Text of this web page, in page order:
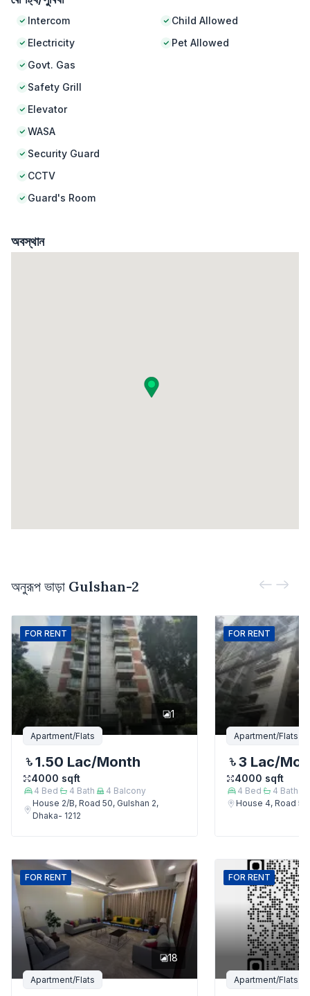
Intercom
Electricity
Govt. Gas
Safety Grill
Elevator
WASA
Security Guard
CCTV
Guard's Room
Child Allowed
Pet Allowed
অবস্থান
অনুরূপ ভাড়া Gulshan-2
FOR RENT
1
Apartment/Flats
1.50 Lac/Month
4000 sqft
4 Bed 4 Bath 4 Balcony
House 2/B, Road 50, Gulshan 2,
Dhaka- 1212
FOR RENT
Apartment/Flats
3 Lac/
4000 sqft
4 Bed 4 Bath
House 4, Road
FOR RENT
18
Apartment/Flats
FOR RENT
Apartment/Flats